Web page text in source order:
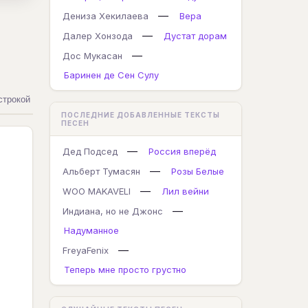
Дениза Хекилаева
—
Вера
Далер Хонзода
—
Дустат дорам
Дос Мукасан
—
Баринен де Сен Сулу
ПОСЛЕДНИЕ ДОБАВЛЕННЫЕ ТЕКСТЫ
ПЕСЕН
Дед Подсед —
Россия вперёд
Альберт Тумасян
—
Розы Белые
WOO MAKAVELI
—
Лил вейни
Индиана, но не Джонс
—
Надуманное
FreyaFenix
—
Теперь мне просто грустно